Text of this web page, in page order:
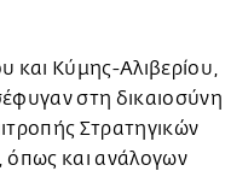
και Κύμης-Αλιβερίου,
στη δικαιοσύνη
Στρατηγικών
όπως και ανάλογων